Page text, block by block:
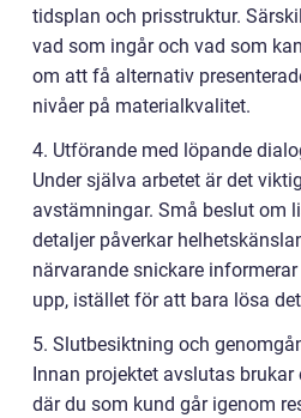
tidsplan och prisstruktur.
vad som ingår och vad som
om att få alternativ
nivåer på materialkvalitet.
4. Utförande med löpande
Under själva arbetet är det
avstämningar. Små beslut om
detaljer påverkar
närvarande snickare
upp, istället för att bara lösa
5. Slutbesiktning och
Innan projektet avslutas
där du som kund går igenom